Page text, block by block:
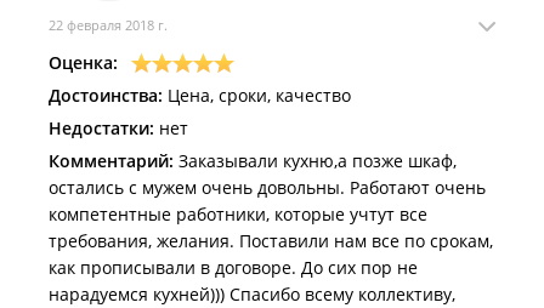
22 февраля 2018 г.
Оценка:
Достоинства: Цена, сроки, качество
Недостатки: нет
Комментарий: Заказывали кухню,а позже шкаф,
остались с мужем очень довольны. Работают очень
компетентные работники, которые учтут все
требования, желания. Поставили нам все по срокам,
как прописывали в договоре. До сих пор не
нарадуемся кухней))) Спасибо всему коллективу,